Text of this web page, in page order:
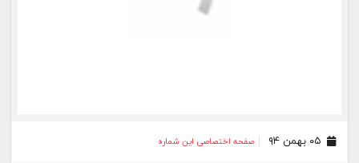
صفحه اختصاصی این شماره